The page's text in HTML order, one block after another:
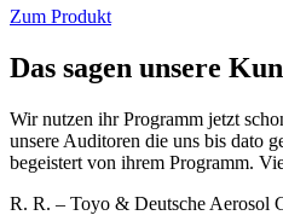
Zum Produkt
Das sagen unsere
Wir nutzen ihr Programm jetzt
unsere Auditoren die uns bis dato
begeistert von ihrem Programm.
R. R. – Toyo & Deutsche Aerosol